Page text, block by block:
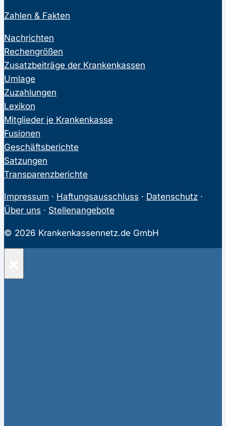
Zahlen & Fakten
Nachrichten
Rechengrößen
Zusatzbeiträge der Krankenkassen
Umlage
Zuzahlungen
Lexikon
Mitglieder je Krankenkasse
Fusionen
Geschäftsberichte
Satzungen
Transparenzberichte
Impressum · Haftungsausschluss · Datenschutz ·
Über uns · Stellenangebote
© 2026 Krankenkassennetz.de GmbH